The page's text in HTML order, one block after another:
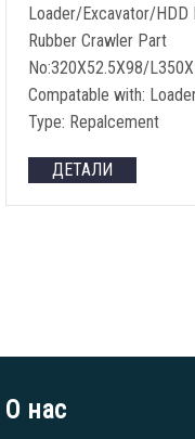
Loader/Excavator/
Rubber Crawler Part
No:320X52.5X98/
Compatable with:
Type: Repalcement
ДЕТАЛИ
О нас